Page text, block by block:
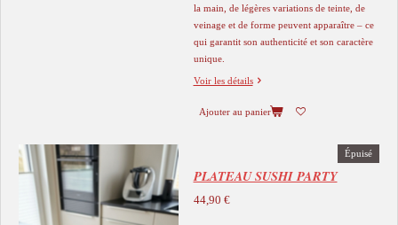
la main, de légères variations de teinte, de
veinage et de forme peuvent apparaître – ce
qui garantit son authenticité et son caractère
unique.
Voir les détails
Ajouter au panier
Épuisé
PLATEAU SUSHI PARTY
44,90 €